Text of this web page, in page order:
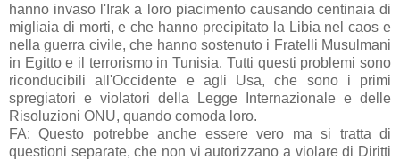
hanno invaso l'Irak a loro piacimento causando centinaia di
migliaia di morti, e che hanno precipitato la Libia nel caos e
nella guerra civile, che hanno sostenuto i Fratelli Musulmani
in Egitto e il terrorismo in Tunisia. Tutti questi problemi sono
riconducibili all'Occidente e agli Usa, che sono i primi
spregiatori e violatori della Legge Internazionale e delle
Risoluzioni ONU, quando comoda loro.
FA: Questo potrebbe anche essere vero ma si tratta di
questioni separate, che non vi autorizzano a violare di Diritti